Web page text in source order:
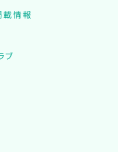
載情報
ブ